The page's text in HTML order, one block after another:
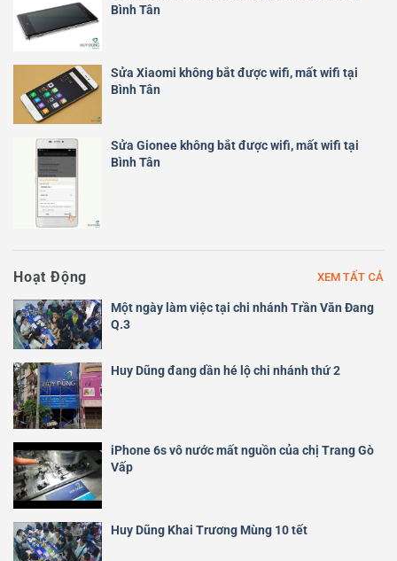
Bình Tân
Sửa Xiaomi không bắt được wifi, mất wifi tại
Bình Tân
Sửa Gionee không bắt được wifi, mất wifi tại
Bình Tân
Hoạt Động XEM TẤT CẢ
Một ngày làm việc tại chi nhánh Trần Văn Đang
Q.3
Huy Dũng đang dần hé lộ chi nhánh thứ 2
iPhone 6s vô nước mất nguồn của chị Trang Gò
Vấp
Huy Dũng Khai Trương Mùng 10 tết